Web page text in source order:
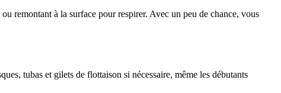
remontant à la surface pour respirer. Avec un peu de chance, vous
tubas et gilets de flottaison si nécessaire, même les débutants